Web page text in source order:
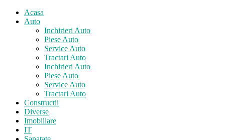
Acasa
Auto
Inchirieri Auto
Piese Auto
Service Auto
Tractari Auto
Inchirieri Auto
Piese Auto
Service Auto
Tractari Auto
Constructii
Diverse
Imobiliare
IT